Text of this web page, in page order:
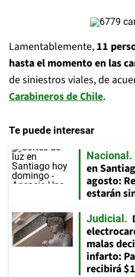
Lamentablemente, 11
hasta el momento en las
de siniestros viales, de
Carabineros de Chile.
Te puede interesar
Nacional
en
agosto:
estarán
Judicial
malas
infarto:
recibirá